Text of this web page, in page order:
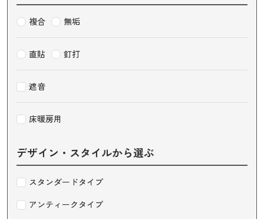
複合 無垢
直貼 釘打
遮音
床暖房用
デザイン・スタイルから選ぶ
スタンダードタイプ
アンティークタイプ